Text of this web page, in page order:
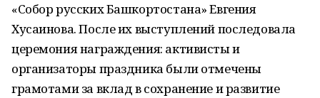
«Собор русских Башкортостана» Евгения
Хусаинова. После их выступлений последовала
церемония награждения: активисты и
организаторы праздника были отмечены
грамотами за вклад в сохранение и развитие